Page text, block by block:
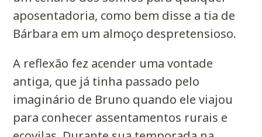
aposentadoria, como bem disse a tia de
Bárbara em um almoço despretensioso.
A reflexão fez acender uma vontade
antiga, que já tinha passado pelo
imaginário de Bruno quando ele viajou
para conhecer assentamentos rurais e